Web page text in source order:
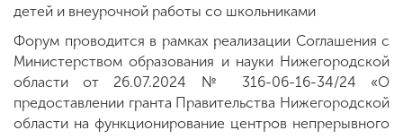
детей и внеурочной работы со школьниками
Форум проводится в рамках реализации Соглашения с
Министерством образования и науки Нижегородской
области от 26.07.2024 № 316-06-16-34/24 «О
предоставлении гранта Правительства Нижегородской
области на функционирование центров непрерывного